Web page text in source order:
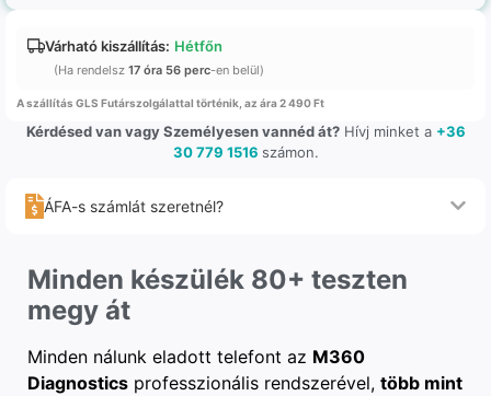
Várható kiszállítás: Hétfőn
(Ha rendelsz 17 óra 56 perc-en belül)
A szállítás GLS Futárszolgálattal történik, az ára 2 490 Ft
Kérdésed van vagy Személyesen vannéd át?Hívj minket a +36
30 779 1516 számon.
ÁFA-s számlát szeretnél?
Minden készülék 80+ teszten
megy át
Minden nálunk eladott telefont az M360
Diagnostics professzionális rendszerével, több mint